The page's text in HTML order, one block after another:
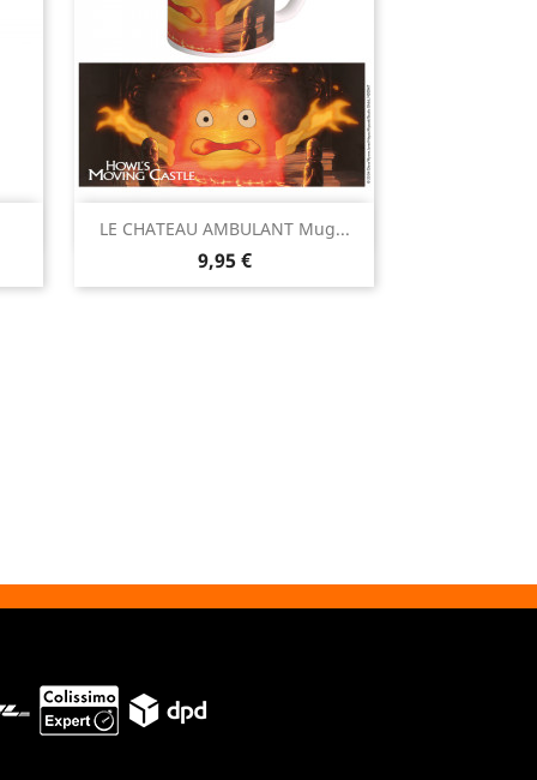
LE CHATEAU AMBULANT Mug...
Prix
9,95 €
Aperçu rapide